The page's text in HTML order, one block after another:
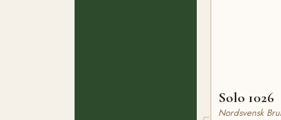
Solo 1026
Nordsvensk